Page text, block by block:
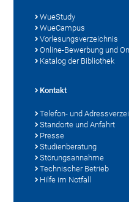
WueStudy
WueCampus
Vorlesungsverzeichnis
Online-Bewerbung und
Katalog der Bibliothek
Kontakt
Telefon- und
Standorte und Anfahrt
Presse
Studienberatung
Störungsannahme
Technischer Betrieb
Hilfe im Notfall